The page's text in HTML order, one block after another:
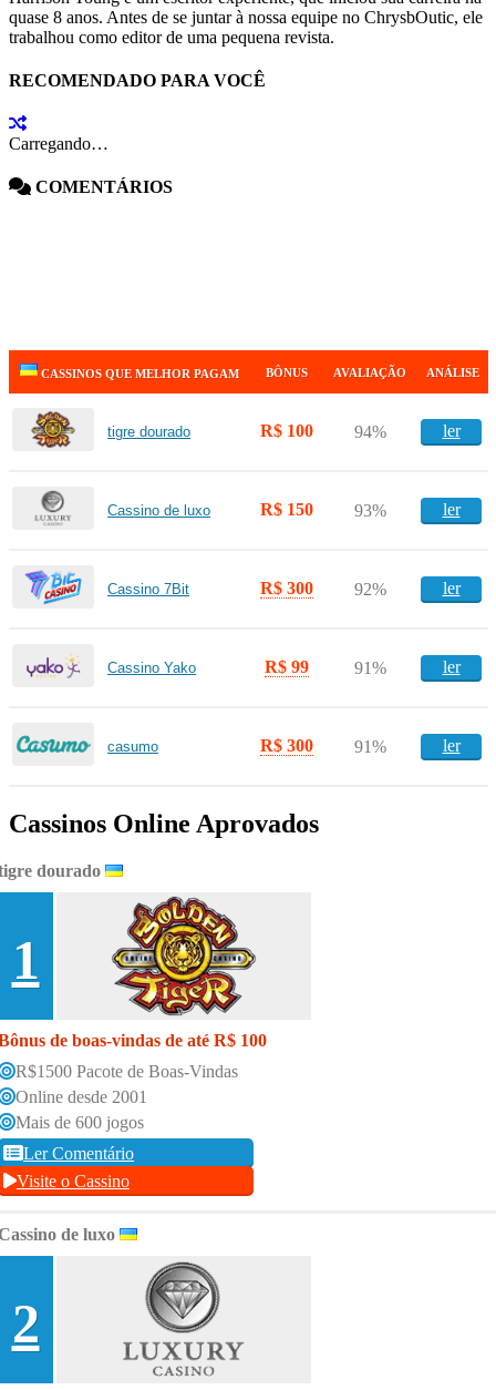
quase 8 anos. Antes de se juntar à nossa equipe no ChrysbOutic, ele
trabalhou como editor de uma pequena revista.
RECOMENDADO PARA VOCÊ
Carregando…
COMENTÁRIOS
CASSINOS QUE MELHOR PAGAM BÔNUS AVALIAÇÃO ANÁLISE
tigre dourado R$ 100 94% ler
Cassino de luxo R$ 150 93% ler
Cassino 7Bit R$ 300 92% ler
Cassino Yako R$ 99 91% ler
casumo R$ 300 91% ler
Cassinos Online Aprovados
dourado
1
de boas-vindas de até R$ 100
R$1500 Pacote de Boas-Vindas
Online desde 2001
Mais de 600 jogos
Ler Comentário
Visite o Cassino
de luxo
2